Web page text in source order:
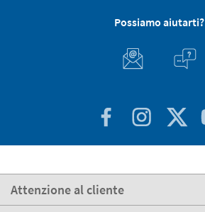
Possiamo aiutarti?
Attenzione al cliente